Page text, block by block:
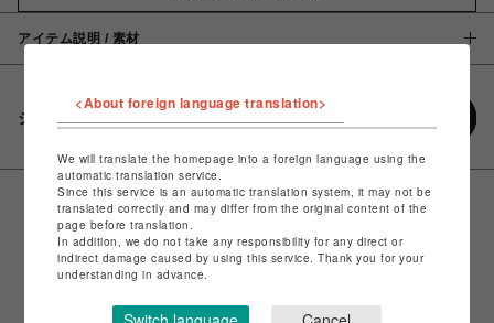
アイテム説明 / 素材
シェアする
<About foreign language translation>
We will translate the homepage into a foreign language using the
automatic translation service.
Since this service is an automatic translation system, it may not be
translated correctly and may differ from the original content of the
page before translation.
In addition, we do not take any responsibility for any direct or
indirect damage caused by using this service. Thank you for your
understanding in advance.